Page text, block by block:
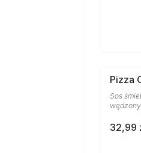
Pizza
Sos
32,99